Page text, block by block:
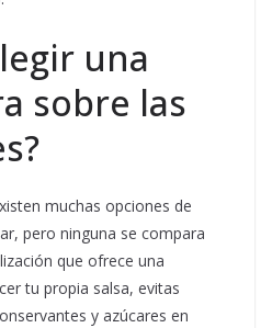
una
sobre las
muchas opciones de
pero ninguna se compara
que ofrece una
tu propia salsa, evitas
y azúcares en